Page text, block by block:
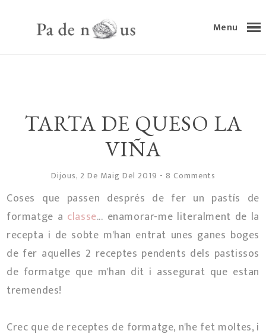
Menu
TARTA DE QUESO LA
VIÑA
Dijous, 2 De Maig Del 2019 - 8 Comments
Coses que passen després de fer un pastís de
formatge a classe... enamorar-me literalment de la
recepta i de sobte m'han entrat unes ganes boges
de fer aquelles 2 receptes pendents dels pastissos
de formatge que m'han dit i assegurat que estan
tremendes!
Crec que de receptes de formatge, n'he fet moltes, i